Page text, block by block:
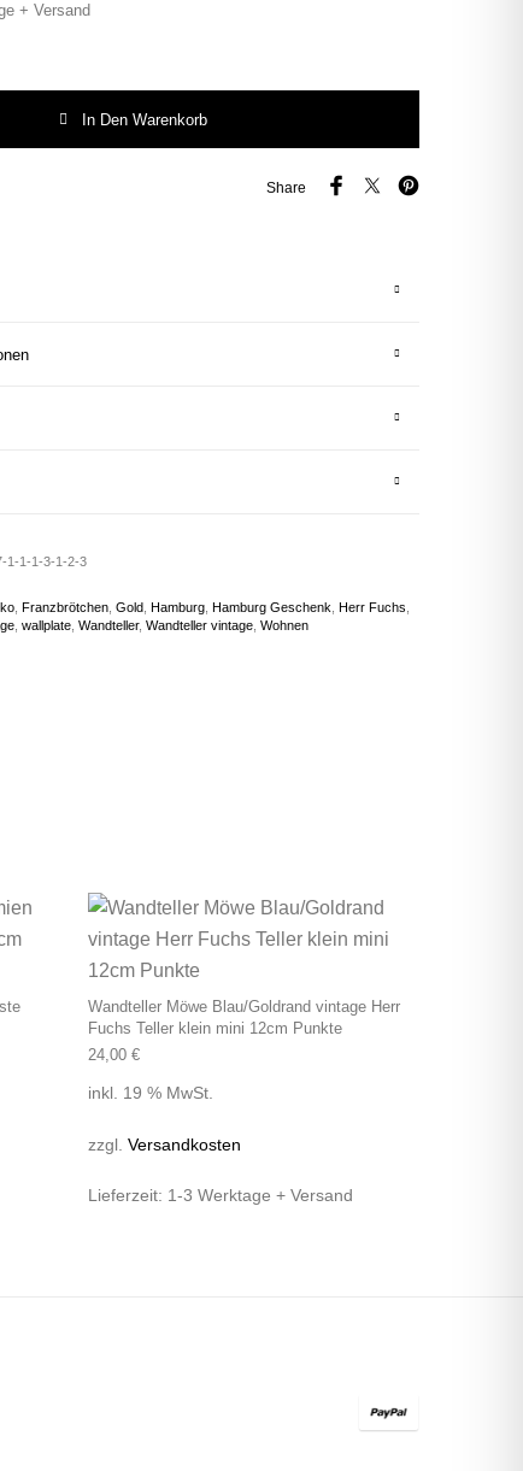
+ Versand
In Den Warenkorb
Share
1-1-1-3-1-2-3
, Franzbrötchen, Gold, Hamburg, Hamburg Geschenk Herr Fuchs
, wallplate, Wandteller, Wandteller vintage, Wohnen
Wandteller Möwe Blau/Goldrand vintage Herr
Fuchs Teller klein mini 12cm Punkte
24,00 €
inkl. 19 % MwSt.
zzgl. Versandkosten
Lieferzeit: 1-3 Werktage + Versand